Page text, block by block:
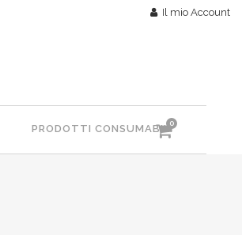
Il mio Account
PRODOTTI CONSUMABILI0